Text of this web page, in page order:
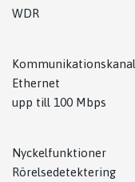
WDR
Kommunikationskanal
Ethernet
upp till 100 Mbps
Nyckelfunktioner
Rörelsedetektering